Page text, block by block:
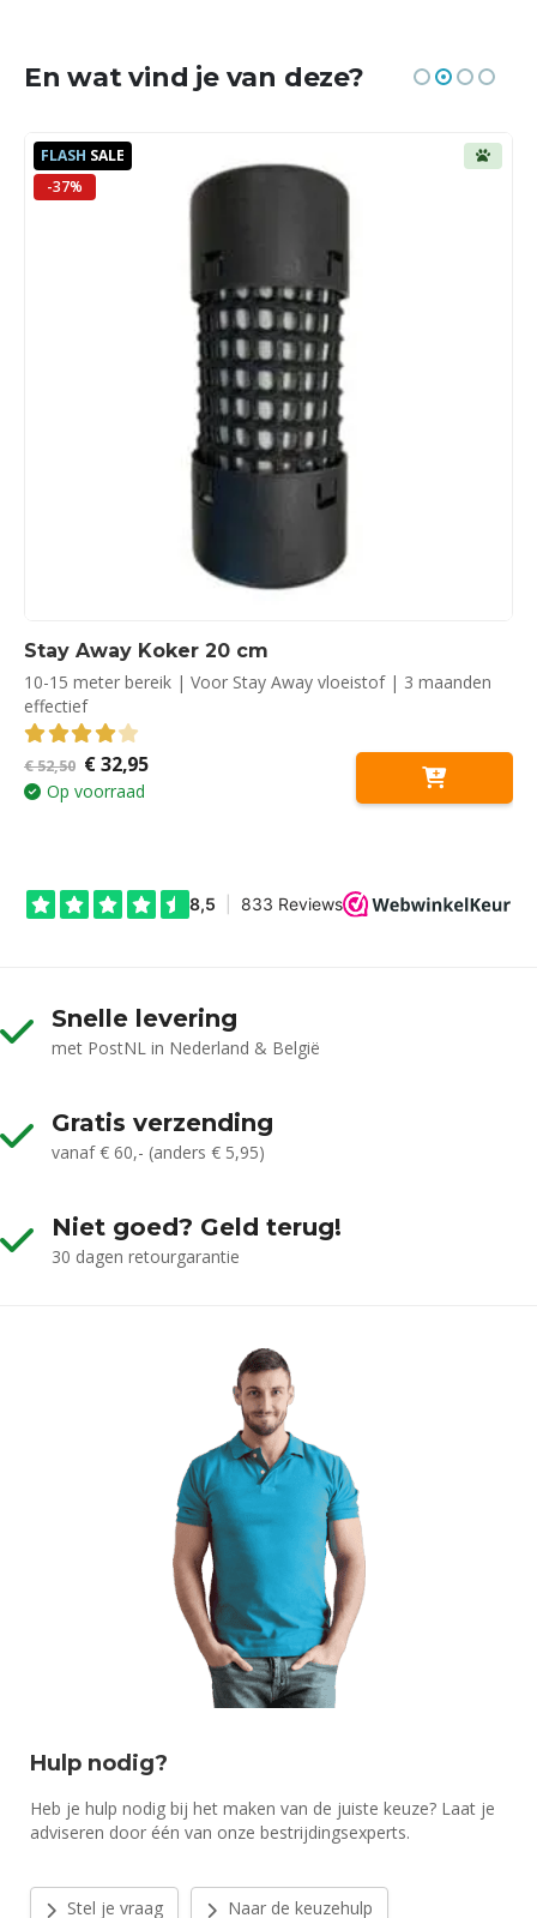
En wat vind je van deze?
FLASH SALE
-37%
Stay Away Koker 20 cm
10-15 meter bereik | Voor Stay Away vloeistof | 3 maanden
effectief
4.00 out of 5
€52,50 Oorspronkelijke
prijs
was:
€32,95Huidige
Op voorraad
Snelle levering
met PostNL in Nederland & België
Gratis verzending
vanaf € 60,- (anders € 5,95)
Niet goed? Geld terug!
30 dagen retourgarantie
Hulp nodig?
Heb je hulp nodig bij het maken van de juiste keuze? Laat je
adviseren door één van onze bestrijdingsexperts.
Stel je vraag Naar de keuzehulp